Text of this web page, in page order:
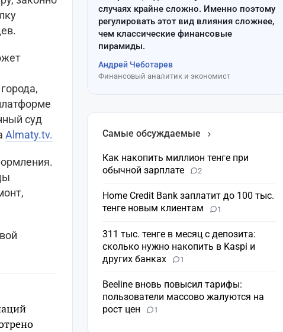
суд
Almaty.tv.
случаях крайне сложно. Именно поэтому
регулировать этот вид влияния сложнее,
чем классические финансовые
пирамиды.
Андрей Чеботарев
Финансовый аналитик и экономист
Самые обсуждаемые
Как накопить миллион тенге при
обычной зарплате
2
Home Credit Bank заплатит до 100 тыс.
тенге новым клиентам
1
311 тыс. тенге в месяц с депозита:
сколько нужно накопить в Kaspi и
других банках
1
Beeline вновь повысил тарифы:
пользователи массово жалуются на
рост цен
1